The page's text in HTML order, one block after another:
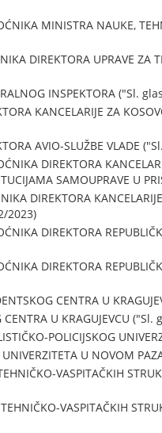
MINISTRA NAUKE,
DIREKTORA UPRAVE ZA
INSPEKTORA ("Sl.
KANCELARIJE ZA
AVIO-SLUŽBE VLADE
DIREKTORA
SAMOUPRAVE U
DIREKTORA
2023)
DIREKTORA
DIREKTORA
CENTRA U
CENTRA U KRAGUJEVCU
POLICIJSKOG
UNIVERZITETA U NOVOM
VASPITAČKIH
VASPITAČKIH